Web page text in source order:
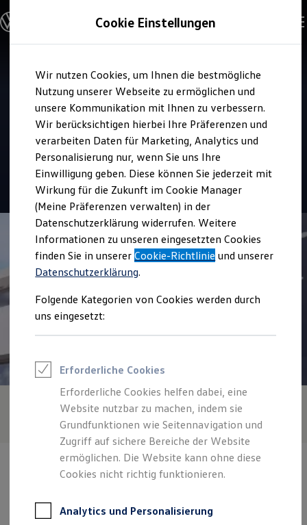
Hauptinhalt
springen
Footer
springen
Modelle und Konfigurator
Konfigurator
Modelle vergleichen
Elektroautos
ENERGY Sondermodelle
Nutzfahrzeuge
SUV und CUV
Familienautos
Kombis
Kompaktwagen
Sportwagen
Schnell verfügbare Fahrzeuge
Angebote und Produkte
Aktuelle Angebote
E-Auto-Förderung
Volkswagen Marktplatz
Die ENERGY Sondermodelle
Junge Gebrauchtwagen und Gebrauchtwagen
Volkswagen Zertifizierte Gebrauchtwagen
Elektromobilität bei Gebrauchtwagen
Saisonangebote
Reifenpakete
Leasing
Leasing-Angebote
Elektroauto Leasing
Kleinwagen-Leasing
Leasing ohne Anzahlung
Finanzierung
Autokredit mit Schlussrate
Versicherungen und Garantien
Kfz-Versicherung
Restschuldversicherungen
Garantien
Professional Class bei Volkswagen
Verkauf und Service
Volkswagen Zentrum
Koblenz
Top Kundenzufriedenheit Verkauf 2026
4.8|299 Bewertungen
Verantwortlich für die Inhalte auf dieser Seite ist die Löhr - Becker
Cookie Einstellungen
Wir nutzen Cookies, um Ihnen die bestmögliche
Nutzung unserer Webseite zu ermöglichen und
unsere Kommunikation mit Ihnen zu verbessern.
Wir berücksichtigen hierbei Ihre Präferenzen und
verarbeiten Daten für Marketing, Analytics und
Personalisierung nur, wenn Sie uns Ihre
Einwilligung geben. Diese können Sie jederzeit mit
Wirkung für die Zukunft im Cookie Manager
(Meine Präferenzen verwalten) in der
Datenschutzerklärung widerrufen. Weitere
Informationen zu unseren eingesetzten Cookies
finden Sie in unsererCookie-Richtlinie und unserer
Datenschutzerklärung.
Folgende Kategorien von Cookies werden durch
uns eingesetzt:
Erforderliche Cookies
Erforderliche Cookies helfen dabei, eine
Website nutzbar zu machen, indem sie
Grundfunktionen wie Seitennavigation und
Zugriff auf sichere Bereiche der Website
ermöglichen. Die Website kann ohne diese
Cookies nicht richtig funktionieren.
Analytics und Personalisierung